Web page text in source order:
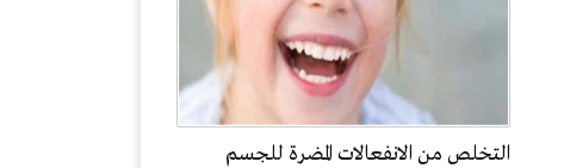
التخلص من الانفعالات المضرة للجسم